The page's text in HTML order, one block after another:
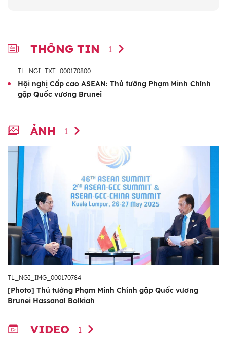
THÔNG TIN 1
TL_NGI_TXT_000170800
Hội nghị Cấp cao ASEAN: Thủ tướng Phạm Minh Chính
gặp Quốc vương Brunei
ẢNH 1
TL_NGI_IMG_000170784
[Photo] Thủ tướng Phạm Minh Chính gặp Quốc vương
Brunei Hassanal Bolkiah
VIDEO 1